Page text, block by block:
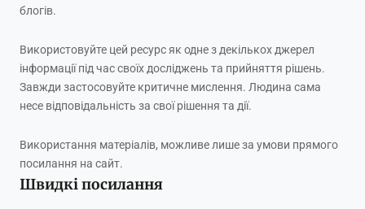
блогів.
Використовуйте цей ресурс як одне з декількох джерел
інформації під час своїх досліджень та прийняття рішень.
Завжди застосовуйте критичне мислення. Людина сама
несе відповідальність за свої рішення та дії.
Використання матеріалів, можливе лише за умови прямого
посилання на сайт.
Швидкі посилання